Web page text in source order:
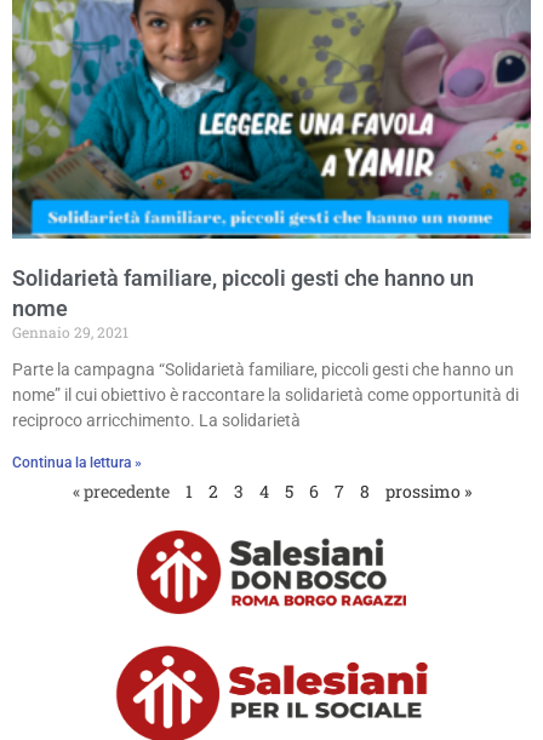
Solidarietà familiare, piccoli gesti che hanno un
nome
Gennaio 29, 2021
Parte la campagna “Solidarietà familiare, piccoli gesti che hanno un
nome” il cui obiettivo è raccontare la solidarietà come opportunità di
reciproco arricchimento. La solidarietà
Continua la lettura »
« precedente 1 2 3 4 5 6 7 8 prossimo »